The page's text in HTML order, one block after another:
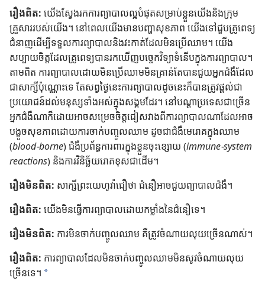
រឿង​ពិត: យើង​ស្វែង​រក​ការ​ព្យាបាល​ល្អ​បំផុត​សម្រាប់​ខ្លួន​យើង​និង​ក្រុម​
គ្រួសារ​របស់​យើង។ នៅ​ពេល​យើង​មាន​បញ្ហា​សុខភាព យើង​ទៅ​ជួប​គ្រូ​ពេទ្យ​
ជំនាញ​ដើម្បី​ទទួល​ការ​ព្យាបាល​និង​វះ​កាត់​ដែល​មិន​ប្រើ​ឈាម។ យើង​
សប្បាយ​ចិត្ត​ដែល​គ្រូ​ពេទ្យ​បាន​រក​ឃើញ​បច្ចេកវិទ្យា​ទំនើប​ក្នុង​ការ​ព្យាបាល។
តាម​ពិត ការ​ព្យាបាល​ដោយ​មិន​ប្រើ​ឈាម​មិន​គ្រាន់​តែ​បាន​ជួយ​អ្នក​ជំងឺ​ដែល​
ជា​សាក្សី​ប៉ុណ្ណោះ​ទេ តែ​សព្វ​ថ្ងៃ​នេះ​ការ​ព្យាបាល​ដូច​នេះ​ក៏​បាន​ត្រូវ​ផ្ដល់​ជា​
ប្រយោជន៍​ដល់​មនុស្ស​ទាំង​អស់​ក្នុង​សង្គម​ដែរ។ នៅ​បណ្ដា​ប្រទេស​ជា​ច្រើន
អ្នក​ជំងឺ​ណា​ក៏​ដោយ​អាច​សម្រេច​ចិត្ត​ជៀស​វាង​ពី​ការ​ព្យាបាល​ណា​ដែល​អាច​
បង្ខូច​សុខភាព​ដោយ​ការ​ចាក់​បញ្ចូល​ឈាម ដូច​ជា​ជំងឺ​មេ​រោគ​ក្នុង​ឈាម
(blood-borne) ជំងឺ​ប្រព័ន្ធ​ការពារ​ក្នុង​ខ្លួន​ចុះ​ខ្សោយ (immune-system
reactions) និង​ការ​វិនិច្ឆ័យ​រោគ​ខុស​ជា​ដើម។
រឿង​មិន​ពិត: សាក្សី​ព្រះ​យេហូវ៉ា​ជឿ​ថា ជំនឿ​អាច​ជួយ​ព្យាបាល​ជំងឺ។
រឿង​ពិត: យើង​មិន​ធ្វើ​ការ​ព្យាបាល​ដោយ​កម្លាំង​នៃ​ជំនឿ​ទេ។
រឿង​មិន​ពិត: ការ​មិន​ចាក់​បញ្ចូល​ឈាម គឺ​ត្រូវ​ចំណាយ​លុយ​ច្រើន​ណាស់។
រឿង​ពិត: ការ​ព្យាបាល​ដែល​មិន​ចាក់​បញ្ចូល​ឈាម​មិន​សូវ​ចំណាយ​លុយ​
ច្រើន​ទេ។ a